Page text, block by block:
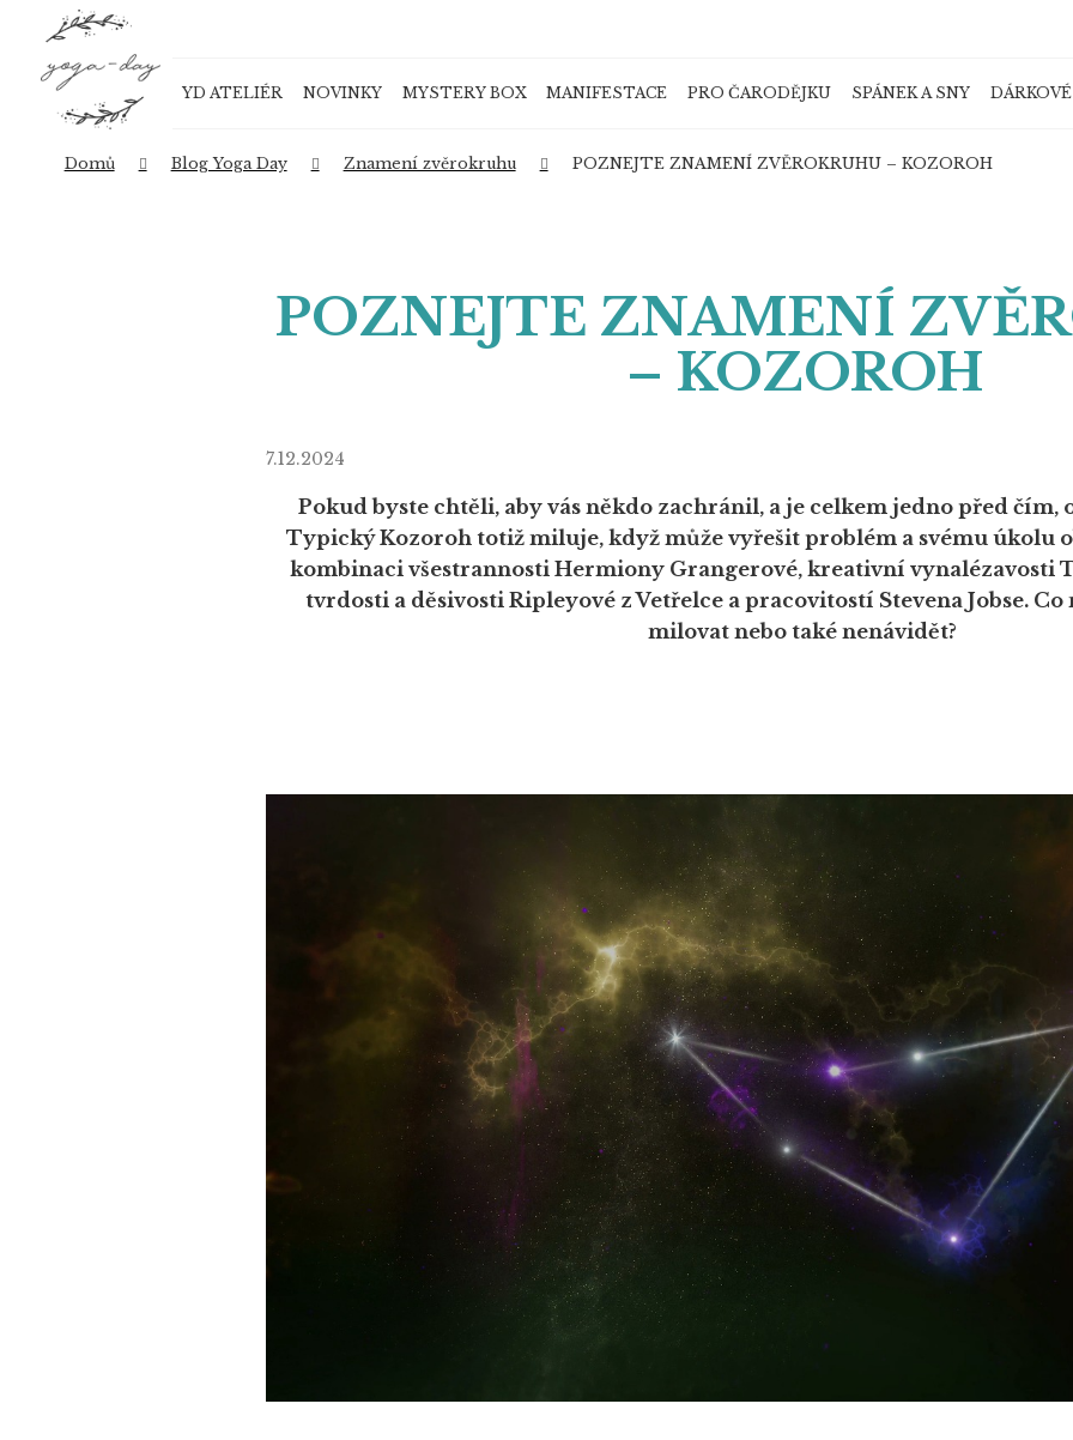
YD ATELIÉR
NOVINKY MYSTERY BOX MANIFESTACE PRO ČARODĚJKU SPÁNEK A SNY
Domů Blog Yoga Day Znamení zvěrokruhu POZNEJTE ZNAMENÍ ZVĚROKRUHU – KOZOROH
POZNEJTE ZNAMENÍ
– KOZOROH
7.12.2024
Pokud byste chtěli, aby vás někdo zachránil, a je celkem jedno před čím,
Typický Kozoroh totiž miluje, když může vyřešit problém a svému úkolu
kombinaci všestrannosti Hermiony Grangerové, kreativní vynalézavosti
tvrdosti a děsivosti Ripleyové z Vetřelce a pracovitostí Stevena Jobse.
milovat nebo také nenávidět?
Zpět
do
obchodu
Zpět
do
obchodu
Co potřebujete najít?
Doporučujeme